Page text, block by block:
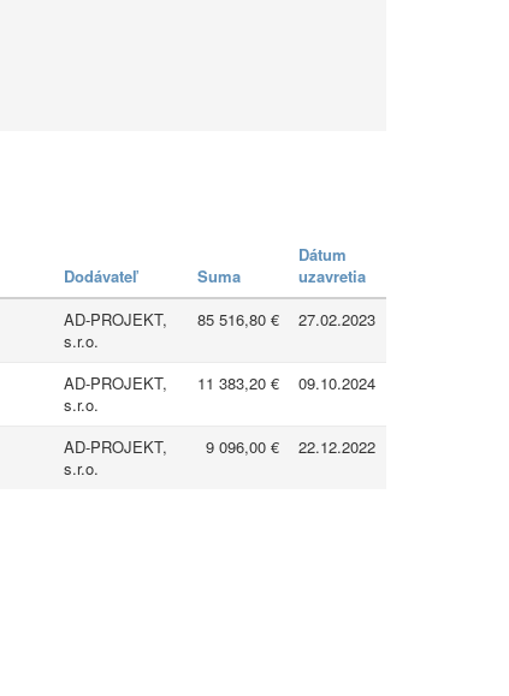
Dodávateľ Suma
Dátum
uzavretia
AD-PROJEKT,
s.r.o.
85 516,80 € 27.02.2023
AD-PROJEKT,
s.r.o.
11 383,20 € 09.10.2024
AD-PROJEKT,
s.r.o.
9 096,00 € 22.12.2022